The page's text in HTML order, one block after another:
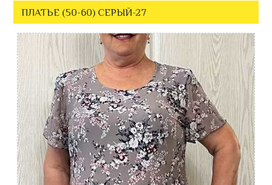
ПЛАТЬЕ (50-60) СЕРЫЙ-27